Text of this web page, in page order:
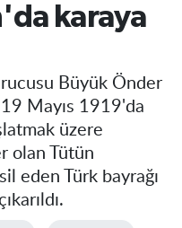
karaya
Büyük Önder
Mayıs 1919'da
üzere
olan Tütün
eden Türk bayrağı